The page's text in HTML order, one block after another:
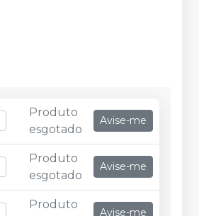
Produto
esgotado
Avise-me
Produto
esgotado
Avise-me
Produto
Avise-me